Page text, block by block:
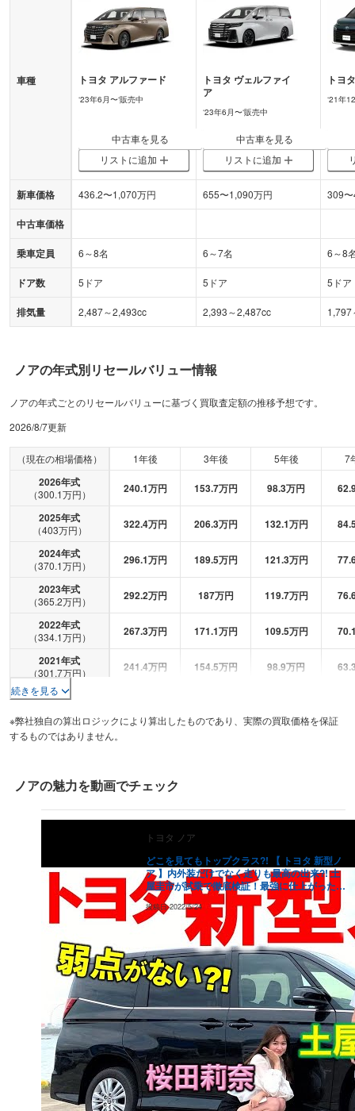
車種 トヨタ アルファード
‘23年6月〜‘販売中
トヨタ ヴェルファイ
ア
‘23年6月〜‘販売中
トヨタ
‘21年
中古車を見る
リストに追加
中古車を見る
リストに追加
新車価格 436.2〜1,070万円 655〜1,090万円 309〜
中古車価格
乗車定員 6～8名 6～7名 6～8
ドア数 5ドア 5ドア 5ドア
排気量 2,487～2,493cc 2,393～2,487cc 1,797
ノアの年式別リセールバリュー情報
ノアの年式ごとのリセールバリューに基づく買取査定額の推移予想です。
2026/8/7更新
（現在の相場価格） 1年後 3年後 5年後 7
2026年式
（300.1万円） 240.1万円 153.7万円 98.3万円
2025年式
（403万円） 322.4万円 206.3万円 132.1万円
2024年式
（370.1万円） 296.1万円 189.5万円 121.3万円
2023年式
（365.2万円） 292.2万円 187万円 119.7万円
2022年式
（334.1万円） 267.3万円 171.1万円 109.5万円
2021年式
（301.7万円） 241.4万円 154.5万円 98.9万円
2020年式
2019 年式
（253.8万円）
（230.9万円）
171.9万円 110万円 70.4万円
万円
2015
168.5万円） 134.8万円 86.3万円 55.2万円
年式
141.8 万円） 113.4万円 72.6 万円 46.5万円
2013年式
125.6万円） 100.5万円 64.3万円 41.2万円
年式
万円） データがない データがない データがない デー
年式
（ー万円） データがない データがない データがない デー
2010年式
（ ー万円） データがない データがない データがない デー
2009年式
（ー万円） データがない データがない データがない デー
続きを見る
※弊社独自の算出ロジックにより算出したものであり、実際の買取価格を保証
するものではありません。
ノアの魅力を動画でチェック
トヨタ ノア
どこを見てもトップクラス?! 【 トヨタ 新型ノ
ア 】内外装だけでなく走りも最高の出来?! 土
屋圭市が試乗で徹底検証！最強に仕上がったミ
ニバンのハイテク装備まで桜田莉奈 工藤貴宏
が徹底解説
投稿日2022/5/24